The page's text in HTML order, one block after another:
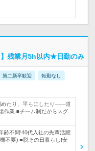
残業月5h以内★日勤のみ
第二新卒歓迎 転勤なし
めたり、平らにしたり――道
作業 ■チーム制だからスグ
齢不問!40代入社の先輩活躍
不要) ■脱その日暮らし!安